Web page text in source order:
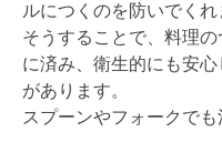
ルにつくのを防いでくれ
そうすることで、料理
に済み、衛生的にも安
があります。
スプーンやフォークでも